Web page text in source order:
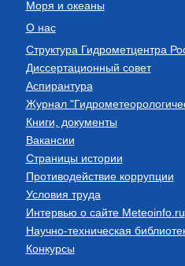
Моря и океаны
О нас
Структура Гидрометцентра
Диссертационный совет
Аспирантура
Журнал
Книги, документы
Вакансии
Страницы истории
Противодействие коррупции
Условия труда
Интервью о сайте Meteoinfo.ru
Научно-техническая
Конкурсы